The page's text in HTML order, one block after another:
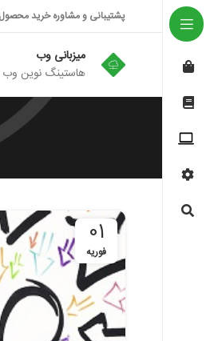
پشتیبانی و مشاوره خرید محصول : 66719805-
میزبانی وب
هاستینگ نوین وب
01
فوریه